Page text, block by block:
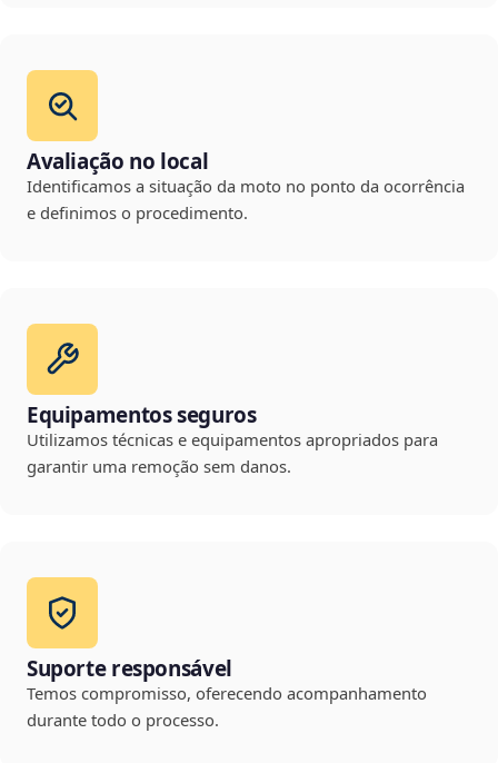
Avaliação no local
Identificamos a situação da moto no ponto da ocorrência
e definimos o procedimento.
Equipamentos seguros
Utilizamos técnicas e equipamentos apropriados para
garantir uma remoção sem danos.
Suporte responsável
Temos compromisso, oferecendo acompanhamento
durante todo o processo.